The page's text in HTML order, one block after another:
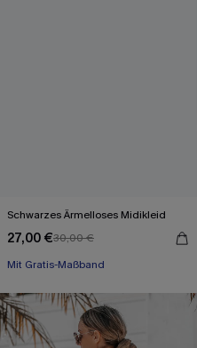
Schwarzes Ärmelloses Midikleid
27,00 €30,00 €
Mit Gratis-Maßband
High waist